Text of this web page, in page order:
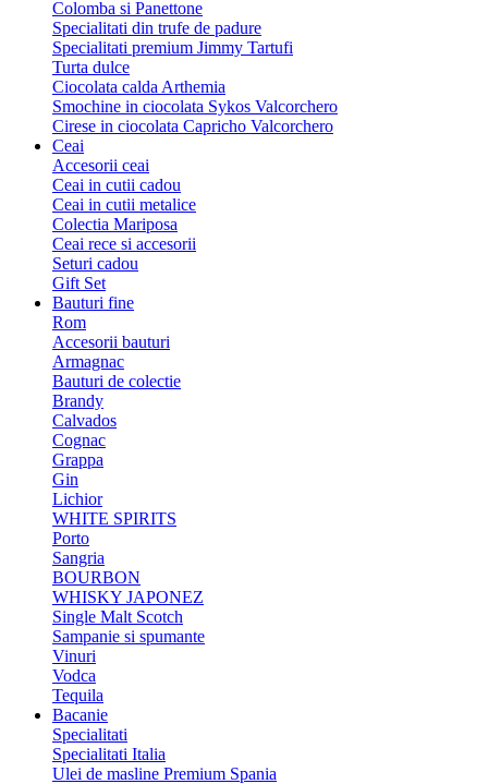
Colomba si Panettone
Specialitati din trufe de padure
Specialitati premium Jimmy Tartufi
Turta dulce
Ciocolata calda Arthemia
Smochine in ciocolata Sykos Valcorchero
Cirese in ciocolata Capricho Valcorchero
Ceai
Accesorii ceai
Ceai in cutii cadou
Ceai in cutii metalice
Colectia Mariposa
Ceai rece si accesorii
Seturi cadou
Gift Set
Bauturi fine
Rom
Accesorii bauturi
Armagnac
Bauturi de colectie
Brandy
Calvados
Cognac
Grappa
Gin
Lichior
WHITE SPIRITS
Porto
Sangria
BOURBON
WHISKY JAPONEZ
Single Malt Scotch
Sampanie si spumante
Vinuri
Vodca
Tequila
Bacanie
Specialitati
Specialitati Italia
Ulei de masline Premium Spania